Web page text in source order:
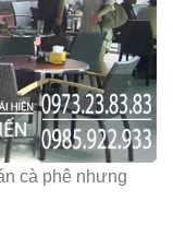
cà phê nhưng